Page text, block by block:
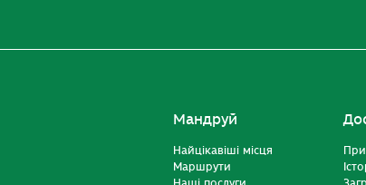
Мандруй
Найцікавіші місця
Маршрути